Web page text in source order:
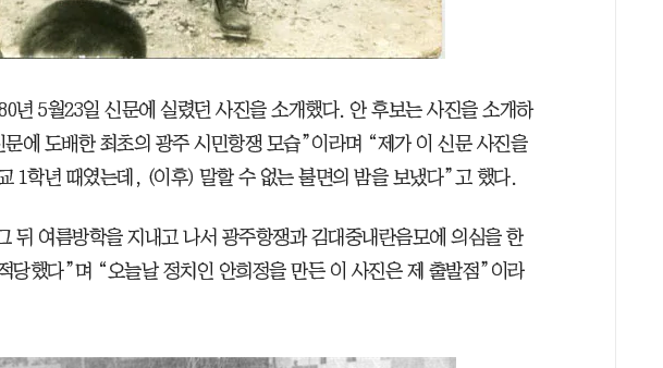
년 5월23일 신문에 실렸던 사진을 소개했다. 안 후보는 사진을 소개하
에 도배한 최초의 광주 시민항쟁 모습”이라며 “제가 이 신문 사진을
1학년 때였는데, (이후) 말할 수 없는 불면의 밤을 보냈다”고 했다.
뒤 여름방학을 지내고 나서 광주항쟁과 김대중내란음모에 의심을 한
당했다”며 “오늘날 정치인 안희정을 만든 이 사진은 제 출발점”이라